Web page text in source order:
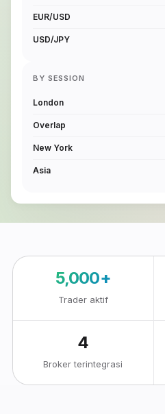
EUR/USD
USD/JPY
BY SESSION
London
Overlap
New York
Asia
5,000+
Trader aktif
4
Broker terintegrasi